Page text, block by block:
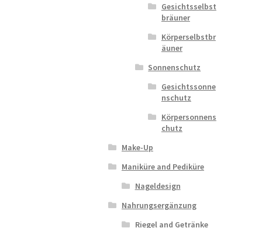
Gesichtsselbst
bräuner
Körperselbstbr
äuner
Sonnenschutz
Gesichtssonne
nschutz
Körpersonnens
chutz
Make-Up
Maniküre and Pediküre
Nageldesign
Nahrungsergänzung
Riegel and Getränke